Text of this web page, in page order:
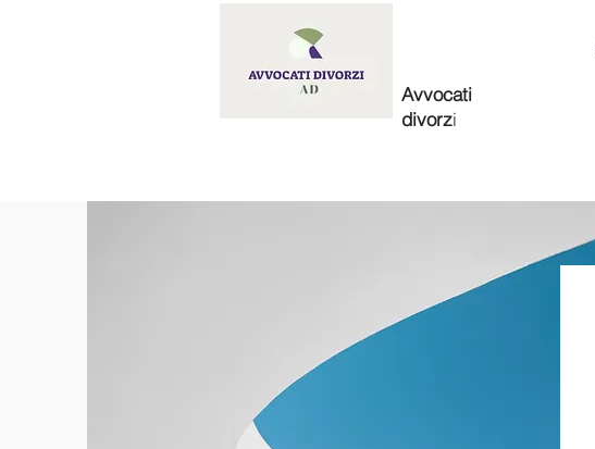
Avvocati
divorzi